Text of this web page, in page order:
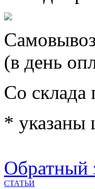
Самовывоз
(в день
Со склада
* указаны
Обратный
СТАТЬИ